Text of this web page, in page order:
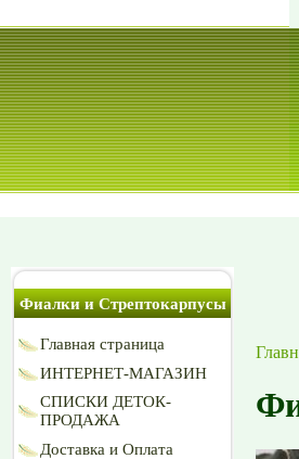
Фиалки и Стрептокарпусы
Главная страница
ИНТЕРНЕТ-МАГАЗИН
СПИСКИ ДЕТОК-
ПРОДАЖА
Доставка и Оплата